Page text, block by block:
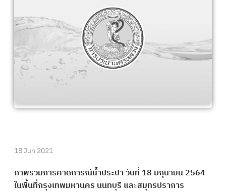
18 Jun 2021
ภาพรวมการคาดการณ์น้ำประปา วันที่ 18 มิถุนายน 2564
ในพื้นที่กรุงเทพมหานคร นนทบุรี และสมุทรปราการ